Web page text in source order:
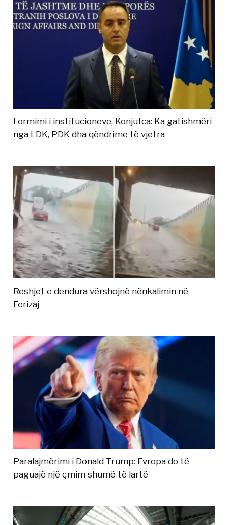
Formimi i institucioneve, Konjufca: Ka gatishmëri
nga LDK, PDK dha qëndrime të vjetra
Reshjet e dendura vërshojnë nënkalimin në
Ferizaj
Paralajmërimi i Donald Trump: Evropa do të
paguajë një çmim shumë të lartë